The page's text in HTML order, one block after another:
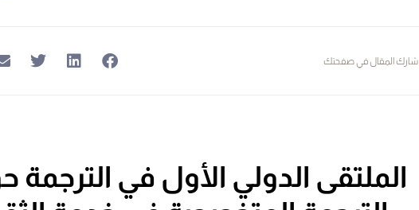
شارك المقال في صفحتك
الملتقى الدولي الأول في الترجمة